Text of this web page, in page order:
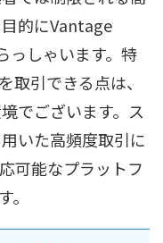
的にVantage
っしゃいます。特
取引できる点は、
でございます。ス
いた高頻度取引に
可能なプラットフ